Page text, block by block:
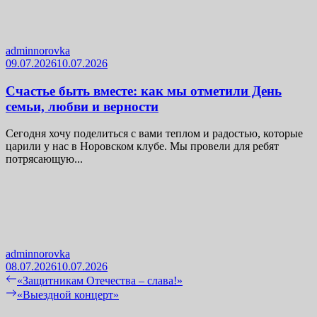
adminnorovka
09.07.202610.07.2026
Счастье быть вместе: как мы отметили День
семьи, любви и верности
Сегодня хочу поделиться с вами теплом и радостью, которые
царили у нас в Норовском клубе. Мы провели для ребят
потрясающую...
adminnorovka
08.07.202610.07.2026
Навигация
по
Previous
post:
«Защитникам Отечества – слава!»
Next
«Выездной концерт»